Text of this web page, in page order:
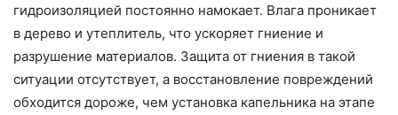
гидроизоляцией постоянно намокает. Влага проникает
в дерево и утеплитель, что ускоряет гниение и
разрушение материалов. Защита от гниения в такой
ситуации отсутствует, а восстановление повреждений
обходится дороже, чем установка капельника на этапе